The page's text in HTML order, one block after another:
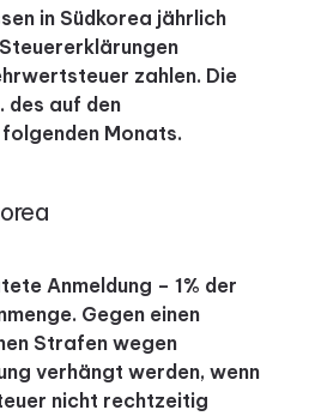
in Südkorea jährlich
zahlen. Die
des auf den
Monats.
Anmeldung – 1% der
Gegen einen
Strafen wegen
verhängt werden, wenn
nicht rechtzeitig